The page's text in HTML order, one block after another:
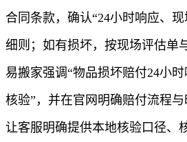
合同条款，确认“24小时响应、
细则；如有损坏，按现场评估单
易搬家强调“物品损坏赔付24小
核验”，并在官网明确赔付流程
让客服明确提供本地核验口径、